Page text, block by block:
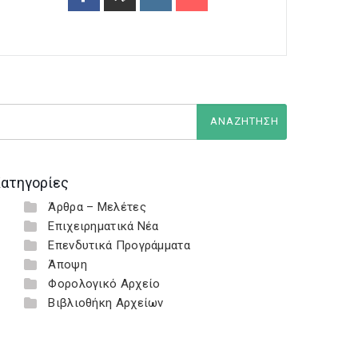
Άρθρα – Μελέτες
Επιχειρηματικά Νέα
Επενδυτικά Προγράμματα
Άποψη
Φορολογικό Αρχείο
Βιβλιοθήκη Αρχείων